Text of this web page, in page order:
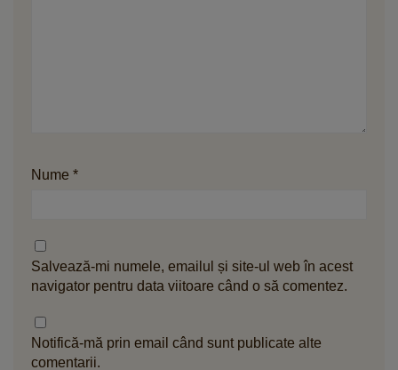
Nume *
Salvează-mi numele, emailul și site-ul web în acest
navigator pentru data viitoare când o să comentez.
Notifică-mă prin email când sunt publicate alte
comentarii.